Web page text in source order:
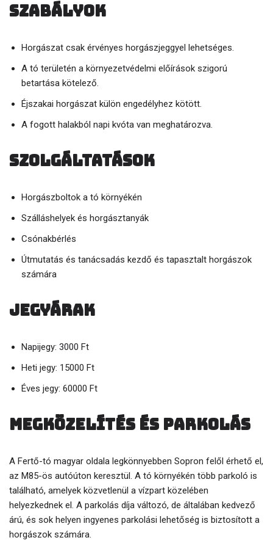
Szabályok
Horgászat csak érvényes horgászjeggyel lehetséges.
A tó területén a környezetvédelmi előírások szigorú
betartása kötelező.
Éjszakai horgászat külön engedélyhez kötött.
A fogott halakból napi kvóta van meghatározva.
Szolgáltatások
Horgászboltok a tó környékén
Szálláshelyek és horgásztanyák
Csónakbérlés
Útmutatás és tanácsadás kezdő és tapasztalt horgászok
számára
Jegyárak
Napijegy: 3000 Ft
Heti jegy: 15000 Ft
Éves jegy: 60000 Ft
Megközelítés és parkolás
A Fertő-tó magyar oldala legkönnyebben Sopron felől érhető el,
az M85-ös autóúton keresztül. A tó környékén több parkoló is
található, amelyek közvetlenül a vízpart közelében
helyezkednek el. A parkolás díja változó, de általában kedvező
árú, és sok helyen ingyenes parkolási lehetőség is biztosított a
horgászok számára.